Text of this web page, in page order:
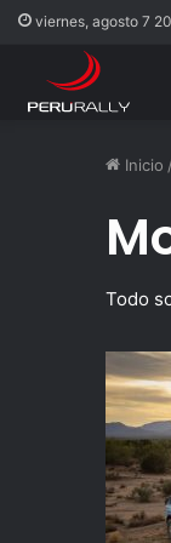
viernes, agosto 7
Inicio /
Todo